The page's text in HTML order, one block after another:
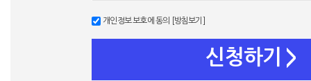
개인정보 보호에 동의 [방침보기]
신청하기 >